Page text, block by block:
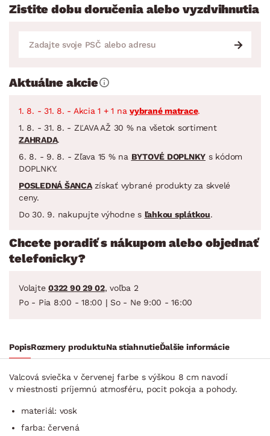
Zistite dobu doručenia alebo vyzdvihnutia
Aktuálne akcie
1. 8. - 31. 8. - Akcia 1 + 1 na vybrané matrace.
1. 8. - 31. 8. - ZĽAVA AŽ 30 % na všetok sortiment
ZAHRADA.
6. 8. - 9. 8. - Zľava 15 % na BYTOVÉ DOPLNKY s kódom
DOPLNKY.
POSLEDNÁ ŠANCAzískať vybrané produkty za skvelé
ceny.
Do 30. 9. nakupujte výhodne s ľahkou splátkou.
Chcete poradiť s nákupom alebo objednať
telefonicky?
Volajte 0322 90 29 02, voľba 2
Po - Pia 8:00 - 18:00 | So - Ne 9:00 - 16:00
PopisRozmery produktuNa stiahnutieĎalšie informácie
Valcová sviečka v červenej farbe s výškou 8 cm navodí
v miestnosti príjemnú atmosféru, pocit pokoja a pohody.
materiál: vosk
farba: červená